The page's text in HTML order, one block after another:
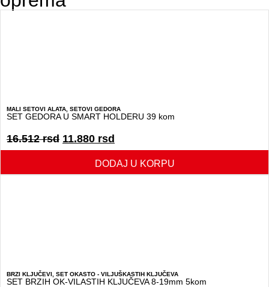
MALI SETOVI ALATA SETOVI GEDORA
SET GEDORA U SMART HOLDERU 39 kom
16.512rsd 11.880 rsd
DODAJ U KORPU
BRZI KLJUČEVI SET OKASTO - VILJUŠKASTIH KLJUČEVA
SET BRZIH OK-VILASTIH KLJUČEVA 8-19mm 5kom